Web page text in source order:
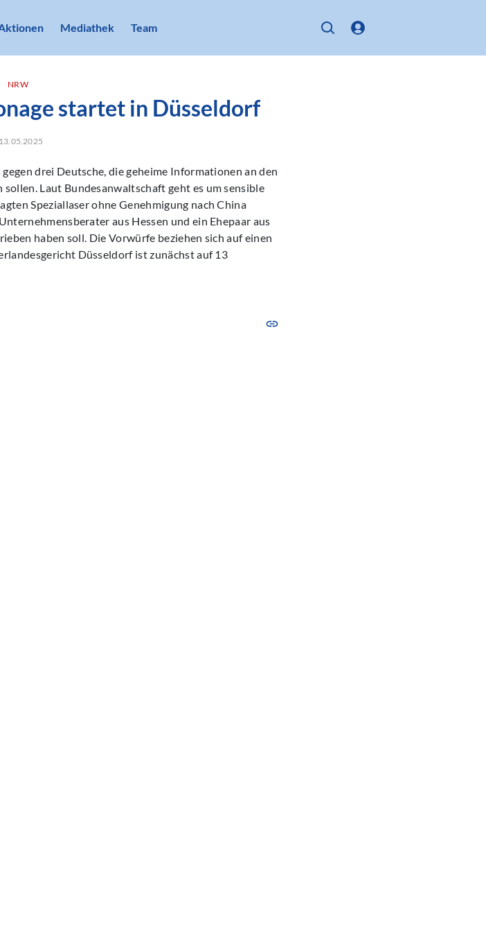
Mediathek Team
NRW
startet in Düsseldorf
13.05.2025
drei Deutsche, die geheime Informationen an den
Laut Bundesanwaltschaft geht es um sensible
Speziallaser ohne Genehmigung nach China
aus Hessen und ein Ehepaar aus
haben soll. Die Vorwürfe beziehen sich auf einen
Düsseldorf ist zunächst auf 13